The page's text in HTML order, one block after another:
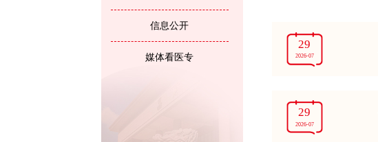
信息公开
媒体看医专
29
2026-07
29
2026-07